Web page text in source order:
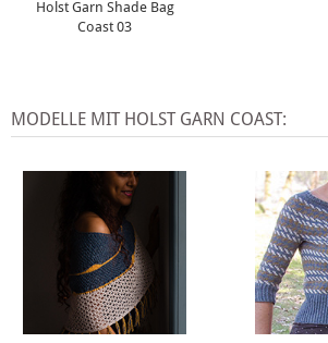
Holst Garn Shade Bag
Coast 03
MODELLE MIT HOLST GARN COAST: